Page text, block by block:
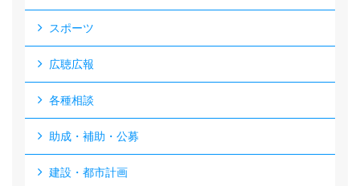
スポーツ
広聴広報
各種相談
助成・補助・公募
建設・都市計画